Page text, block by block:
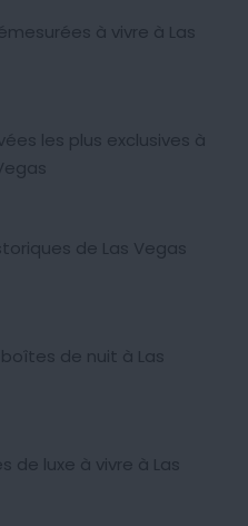
à vivre à Las
les plus exclusives à
de Las Vegas
de nuit à Las
de luxe à vivre à Las